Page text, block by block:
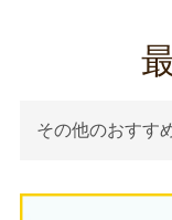
その他のおすす